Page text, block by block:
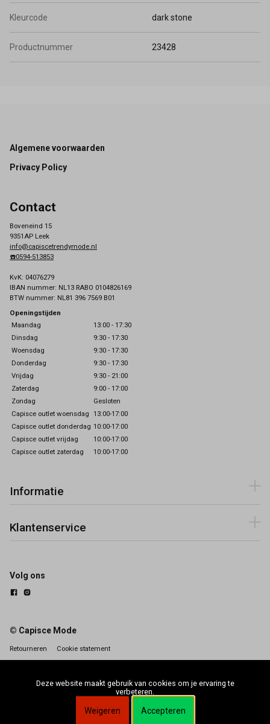
Kleurcode dark stone
Productnummer 23428
Footer
Algemene voorwaarden
Privacy Policy
Contact
Boveneind 15
9351AP Leek
info@capiscetrendymode.nl
☎️0594-513853
KvK: 04076279
IBAN nummer: NL13 RABO 0104826169
BTW nummer: NL81 396 7569 B01
Openingstijden
Maandag
13:00 - 17:30
Dinsdag
9:30 - 17:30
Woensdag
9:30 - 17:30
Donderdag
9:30 - 17:30
Vrijdag
9:30 - 21:00
Zaterdag
9:00 - 17:00
Zondag
Gesloten
Capisce outlet woensdag 13:00-17:00
Capisce outlet donderdag 10:00-17:00
Capisce outlet vrijdag
10:00-17:00
Capisce outlet zaterdag
10:00-17:00
Informatie
Klantenservice
Volg ons
© Capisce Mode
Retourneren Cookie statement
Deze website maakt gebruik van cookies om je ervaring te
verbeteren.
Weigeren Accepteren